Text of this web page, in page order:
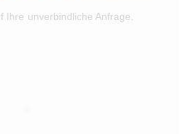
Ihre unverbindliche Anfrage.